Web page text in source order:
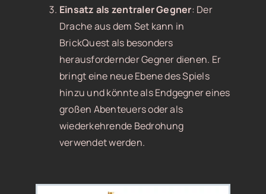
Einsatz als zentraler Gegner: Der
Drache aus dem Set kann in
BrickQuest als besonders
herausfordernder Gegner dienen. Er
bringt eine neue Ebene des Spiels
hinzu und könnte als Endgegner eines
großen Abenteuers oder als
wiederkehrende Bedrohung
verwendet werden.